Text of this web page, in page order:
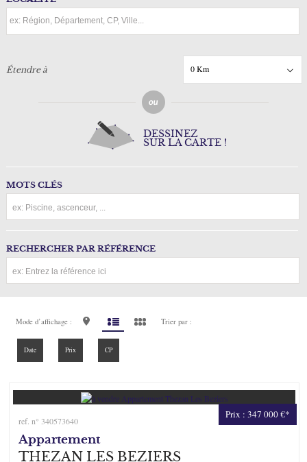
Étendre à 0 Km
DESSINEZ
SUR LA CARTE !
MOTS CLÉS
RECHERCHER PAR RÉFÉRENCE
Mode d’affichage : Trier par :
Date Prix CP
Prix : 347 000 €*
ref. n° 340573640
Appartement
THEZAN LES BEZIERS